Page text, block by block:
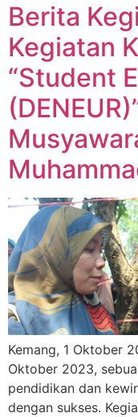
Berita
Kegiatan
“Student
Kemang, 1 Oktober
Oktober 2023,
pendidikan dan
dengan sukses.